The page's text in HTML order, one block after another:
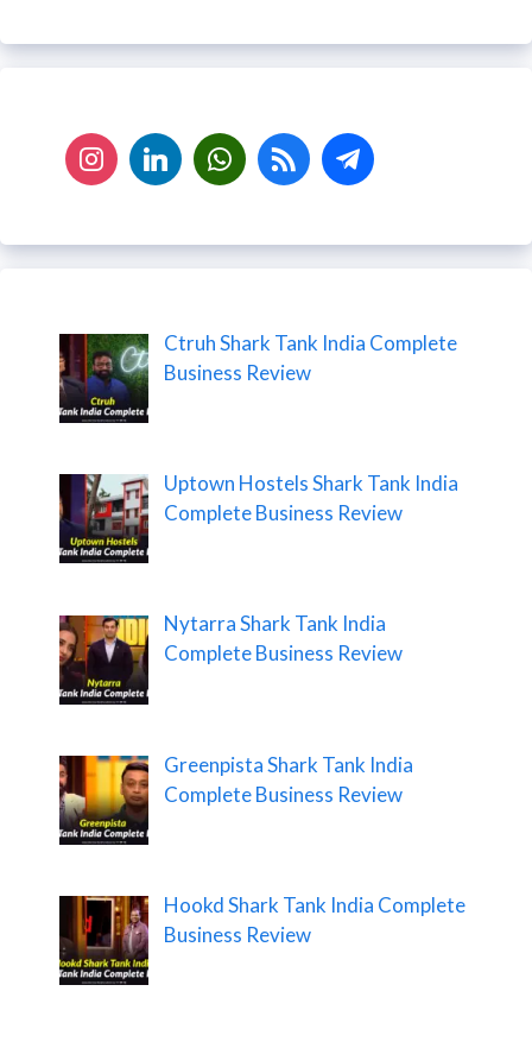
Ctruh Shark Tank India Complete
Business Review
Uptown Hostels Shark Tank India
Complete Business Review
Nytarra Shark Tank India
Complete Business Review
Greenpista Shark Tank India
Complete Business Review
Hookd Shark Tank India Complete
Business Review